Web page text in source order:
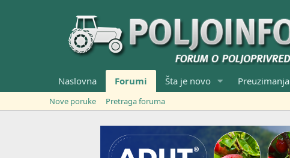
Naslovna Forumi Šta je novo Preuzimanja
Nove poruke Pretraga foruma